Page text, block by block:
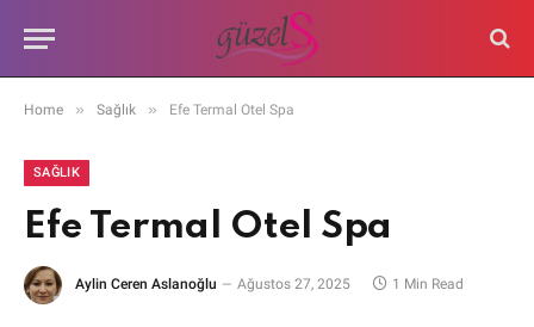
Home » Sağlık » Efe Termal Otel Spa
SAĞLIK
Efe Termal Otel Spa
Aylin Ceren Aslanoğlu Ağustos 27, 2025 1 Min Read